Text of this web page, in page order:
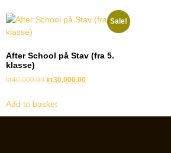
Sale!
After School på Stav (fra 5.
klasse)
kr40,000.00 kr30,000.00
Add to basket